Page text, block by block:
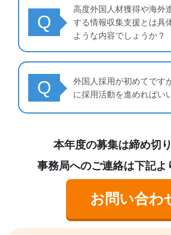
Q
高度外国人材獲得や海外
する情報収集支援とは具
ような内容でしょうか？
Q
外国人採用が初めてです
に採用活動を進めればい
本年度の募集は締め切り
事務局へのご連絡は下記よ
お問い合わ